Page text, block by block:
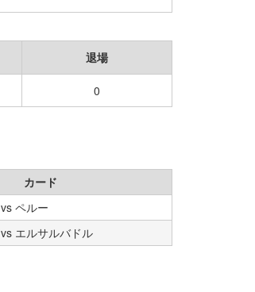
退場
0
カード
vs ペルー
vs エルサルバドル